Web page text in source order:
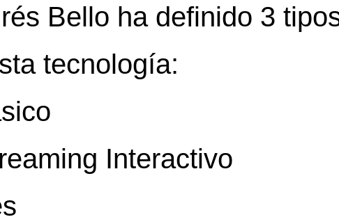
Bello ha definido 3
tecnología:
Interactivo